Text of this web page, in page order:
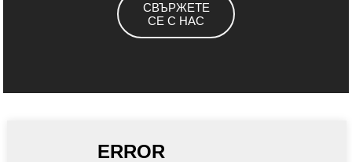
СВЪРЖЕТЕ
СЕ С НАС